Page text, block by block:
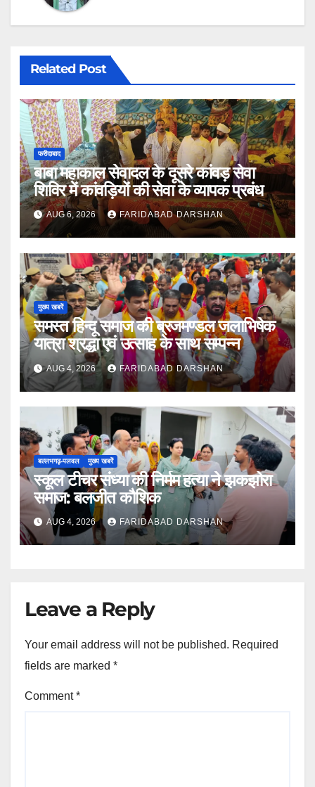
Related Post
फरीदाबाद
बाबा महाकाल सेवादल के दूसरे कांवड़ सेवा
शिविर में कांवड़ियों की सेवा के व्यापक प्रबंध
AUG 6, 2026 FARIDABAD DARSHAN
मुख्य खबरें
समस्त हिन्दू समाज की ब्रजमण्डल जलाभिषेक
यात्रा श्रद्धा एवं उत्साह के साथ सम्पन्न
AUG 4, 2026 FARIDABAD DARSHAN
बल्लभगढ़़-पलवल मुख्य खबरें
स्कूल टीचर संध्या की निर्मम हत्या ने झकझोरा
समाज: बलजीत कौशिक
AUG 4, 2026 FARIDABAD DARSHAN
Leave a Reply
Your email address will not be published. Required
fields are marked *
Comment*